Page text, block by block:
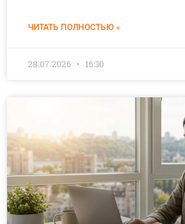
ЧИТАТЬ ПОЛНОСТЬЮ »
28.07.2026 16:30